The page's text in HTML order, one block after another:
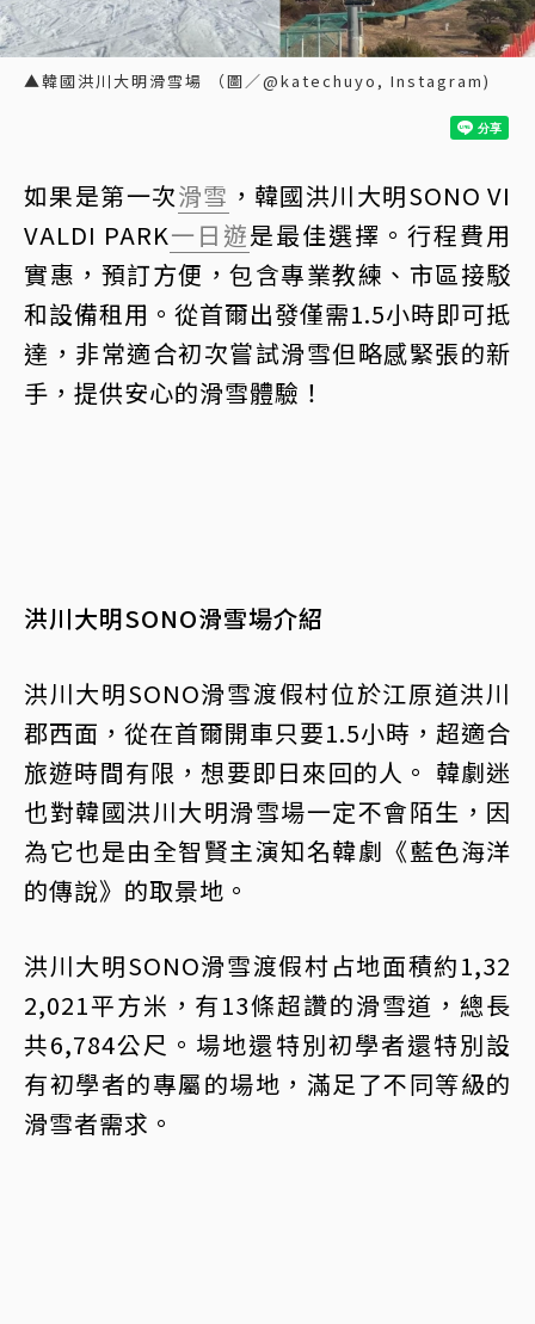
▲韓國洪川大明滑雪場 （圖／@katechuyo, Instagram)
如果是第一次滑雪 ，韓國洪川大明SONO VI
VALDI PARK一日遊是最佳選擇。行程費用
實惠，預訂方便，包含專業教練、市區接駁
和設備租用。從首爾出發僅需1.5小時即可抵
達，非常適合初次嘗試滑雪但略感緊張的新
手，提供安心的滑雪體驗！
洪川大明SONO滑雪場介紹
洪川大明SONO滑雪渡假村位於江原道洪川
郡西面，從在首爾開車只要1.5小時，超適合
旅遊時間有限，想要即日來回的人。 韓劇迷
也對韓國洪川大明滑雪場一定不會陌生，因
為它也是由全智賢主演知名韓劇《藍色海洋
的傳說》的取景地。
洪川大明SONO滑雪渡假村占地面積約1,32
2,021平方米，有13條超讚的滑雪道，總長
共6,784公尺。場地還特別初學者還特別設
有初學者的專屬的場地，滿足了不同等級的
滑雪者需求。